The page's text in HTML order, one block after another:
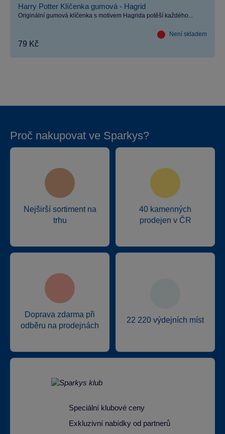
Harry Potter Klíčenka gumová - Hagrid
Originální gumová klíčenka s motivem Hagrida potěší každého...
Není skladem
79 Kč
Proč nakupovat ve Sparkys?
Nejširší sortiment na
trhu
40 kamenných
prodejen v ČR
Doprava zdarma při
odběru na prodejnách
22 220 výdejních míst
Speciální klubové ceny
Exkluzivní nabídky od partnerů